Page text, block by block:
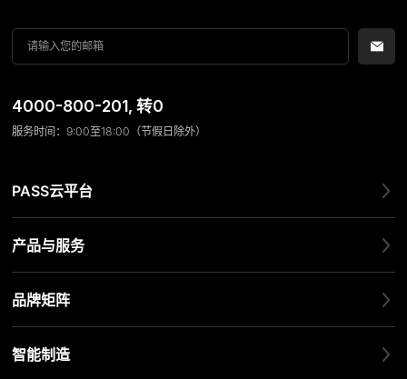
4000-800-201, 转0
服务时间：9:00至18:00（节假日除外）
PASS云平台
产品与服务
品牌矩阵
智能制造